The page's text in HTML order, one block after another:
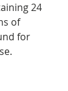
24
of
for